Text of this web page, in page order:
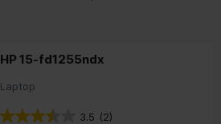
HP 15-fd1255ndx
Laptop
3.5 (2)